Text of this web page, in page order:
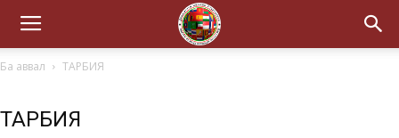
Ба аввал ТАРБИЯ
ТАРБИЯ